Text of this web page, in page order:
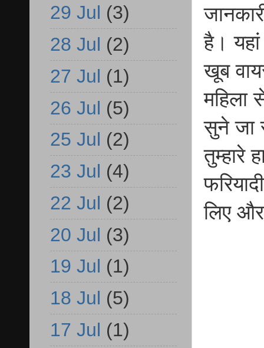
है।
खूब
महिला
सुने जा
तुम्हारे
लिए
29 Jul (3)
28 Jul (2)
27 Jul (1)
26 Jul (5)
25 Jul (2)
23 Jul (4)
22 Jul (2)
20 Jul (3)
19 Jul (1)
18 Jul (5)
17 Jul (1)